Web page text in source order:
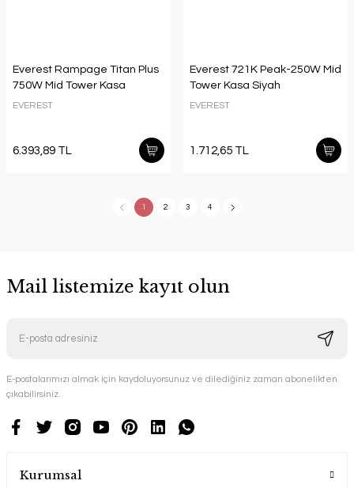
Everest Rampage Titan Plus
750W Mid Tower Kasa
EVEREST
6.393,89 TL
Everest 721K Peak-250W Mid
Tower Kasa Siyah
EVEREST
1.712,65 TL
1 2 3 4
Mail listemize kayıt olun
E-postalarımızı almak için kaydoluyorsunuz ve dilediğiniz zaman abonelikten
çıkabilirsiniz.
Kurumsal